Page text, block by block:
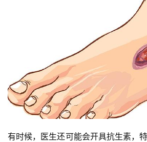
有时候，医生还可能会开具抗生素，